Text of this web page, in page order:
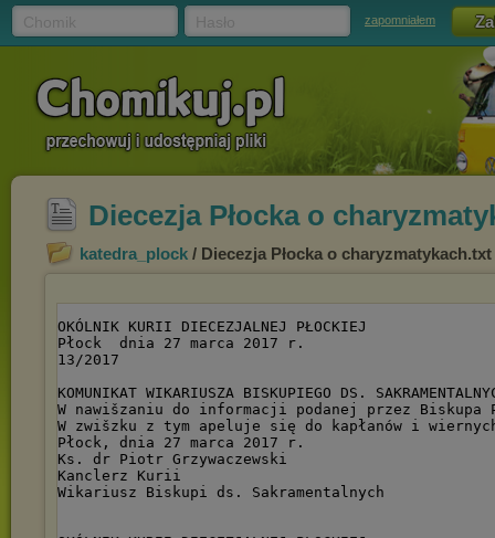
zapomniałem
Diecezja Płocka o
katedra_plock / Diecezja Płocka o charyzmatykach.txt